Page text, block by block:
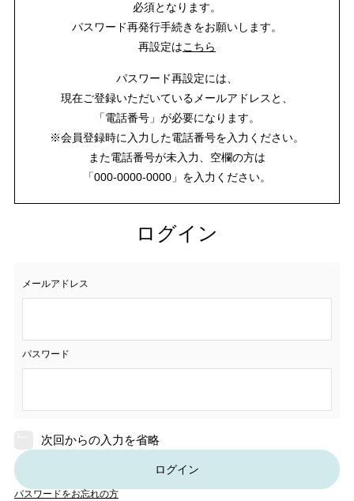
必須となります。
パスワード再発行手続きをお願いします。
再設定はこちら
パスワード再設定には、
現在ご登録いただいているメールアドレスと、
「電話番号」が必要になります。
※会員登録時に入力した電話番号を入力ください。
また電話番号が未入力、空欄の方は
「000-0000-0000」を入力ください。
ログイン
メールアドレス
パスワード
次回からの入力を省略
ログイン
パスワードをお忘れの方